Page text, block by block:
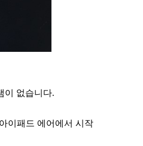
이 없습니다.
이패드 에어에서 시작